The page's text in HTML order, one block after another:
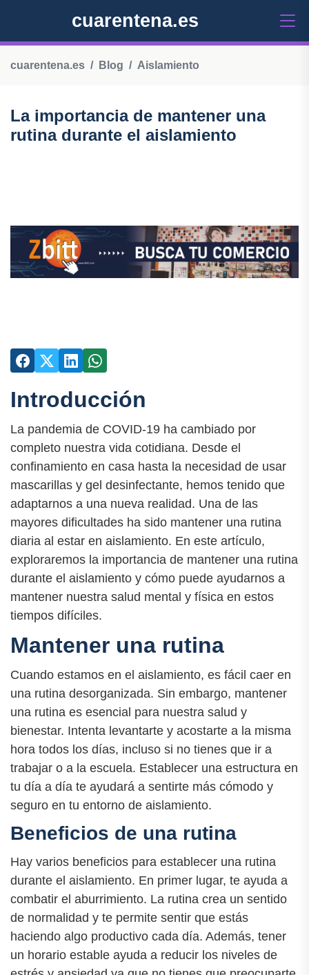
cuarentena.es
cuarentena.es Blog Aislamiento
La importancia de mantener una
rutina durante el aislamiento
Introducción
La pandemia de COVID-19 ha cambiado por
completo nuestra vida cotidiana. Desde el
confinamiento en casa hasta la necesidad de usar
mascarillas y gel desinfectante, hemos tenido que
adaptarnos a una nueva realidad. Una de las
mayores dificultades ha sido mantener una rutina
diaria al estar en aislamiento. En este artículo,
exploraremos la importancia de mantener una rutina
durante el aislamiento y cómo puede ayudarnos a
mantener nuestra salud mental y física en estos
tiempos difíciles.
Mantener una rutina
Cuando estamos en el aislamiento, es fácil caer en
una rutina desorganizada. Sin embargo, mantener
una rutina es esencial para nuestra salud y
bienestar. Intenta levantarte y acostarte a la misma
hora todos los días, incluso si no tienes que ir a
trabajar o a la escuela. Establecer una estructura en
tu día a día te ayudará a sentirte más cómodo y
seguro en tu entorno de aislamiento.
Beneficios de una rutina
Hay varios beneficios para establecer una rutina
durante el aislamiento. En primer lugar, te ayuda a
combatir el aburrimiento. La rutina crea un sentido
de normalidad y te permite sentir que estás
haciendo algo productivo cada día. Además, tener
un horario estable ayuda a reducir los niveles de